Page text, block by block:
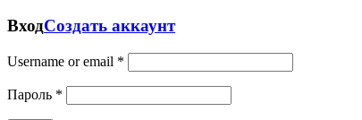
ВходСоздать аккаунт
Username or email *
Пароль *